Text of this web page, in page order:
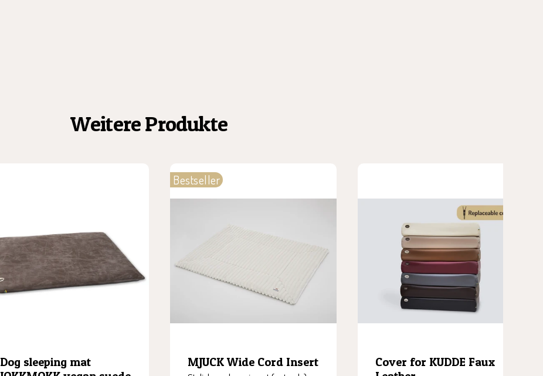
Weitere Produkte
Dog sleeping mat
Bestseller
MJUCK Wide Cord Insert
Cover for KUDDE Faux